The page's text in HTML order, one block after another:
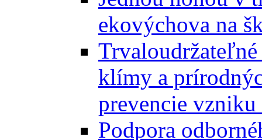
ekovýchova na
klímy a
prevencie vzniku
Podpora